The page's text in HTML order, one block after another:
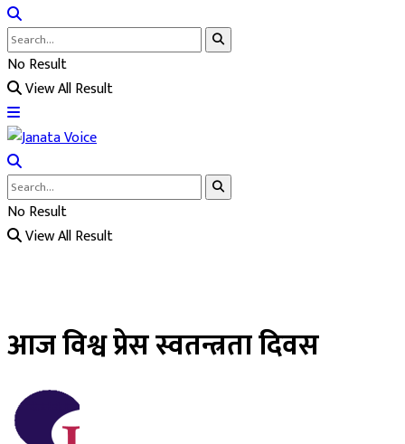
No Result
View All Result
No Result
View All Result
आज विश्व प्रेस स्वतन्त्रता दिवस